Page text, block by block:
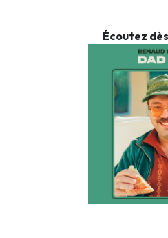
Écoutez